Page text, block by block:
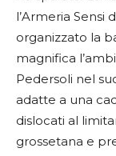
l’Armeria Sensi
organizzato la
magnifica
Pedersoli nel
adatte a una
dislocati al
grossetana e